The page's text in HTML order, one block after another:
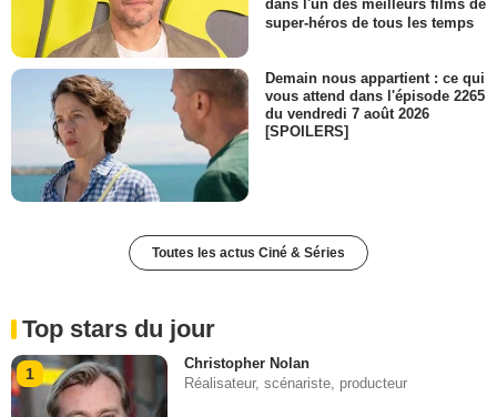
dans l'un des meilleurs films de
super-héros de tous les temps
Demain nous appartient : ce qui
vous attend dans l'épisode 2265
du vendredi 7 août 2026
[SPOILERS]
Toutes les actus Ciné & Séries
Top stars du jour
1
Christopher Nolan
Réalisateur, scénariste, producteur